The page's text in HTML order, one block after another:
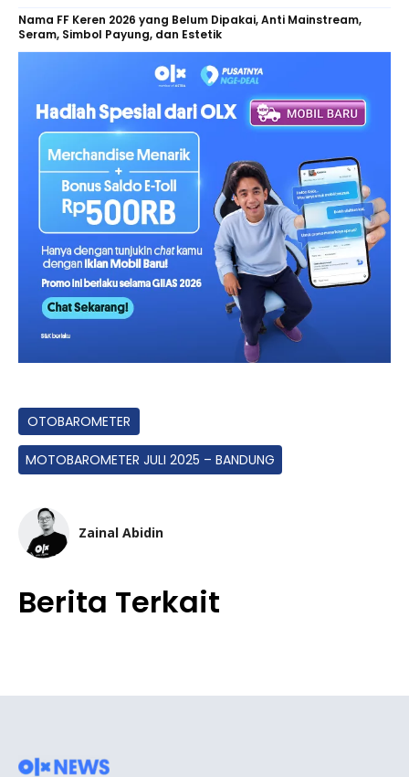
Nama FF Keren 2026 yang Belum Dipakai, Anti Mainstream,
Seram, Simbol Payung, dan Estetik
OTOBAROMETER
MOTOBAROMETER JULI 2025 – BANDUNG
Zainal Abidin
Berita Terkait